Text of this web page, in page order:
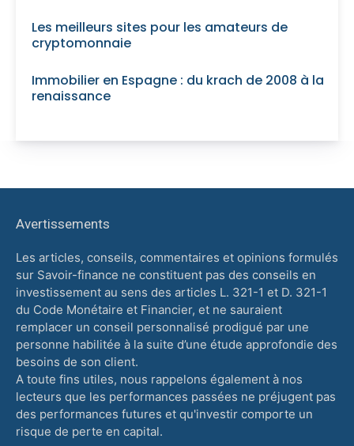
Les meilleurs sites pour les amateurs de
cryptomonnaie
Immobilier en Espagne : du krach de 2008 à la
renaissance
Avertissements
Les articles, conseils, commentaires et opinions formulés
sur Savoir-finance ne constituent pas des conseils en
investissement au sens des articles L. 321-1 et D. 321-1
du Code Monétaire et Financier, et ne sauraient
remplacer un conseil personnalisé prodigué par une
personne habilitée à la suite d’une étude approfondie des
besoins de son client.
A toute fins utiles, nous rappelons également à nos
lecteurs que les performances passées ne préjugent pas
des performances futures et qu'investir comporte un
risque de perte en capital.